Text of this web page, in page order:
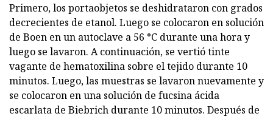
Primero, los portaobjetos se deshidrataron con grados
decrecientes de etanol. Luego se colocaron en solución
de Boen en un autoclave a 56 °C durante una hora y
luego se lavaron. A continuación, se vertió tinte
vagante de hematoxilina sobre el tejido durante 10
minutos. Luego, las muestras se lavaron nuevamente y
se colocaron en una solución de fucsina ácida
escarlata de Biebrich durante 10 minutos. Después de